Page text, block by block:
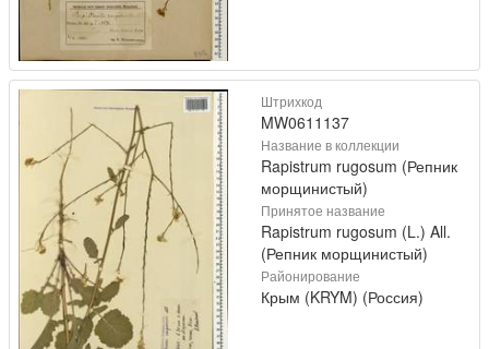
Штрихкод
MW0611137
Название в коллекции
Rapistrum rugosum (Репник
морщинистый)
Принятое название
Rapistrum rugosum (L.) All.
(Репник морщинистый)
Районирование
Крым (KRYM) (Россия)